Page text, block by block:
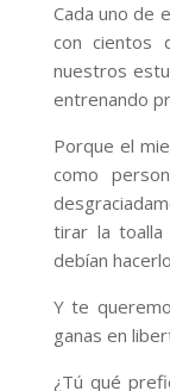
Cada uno de
con cientos
nuestros
entrenando
Porque el
como
tirar la
debían
Y te
ganas en
¿Tú qué